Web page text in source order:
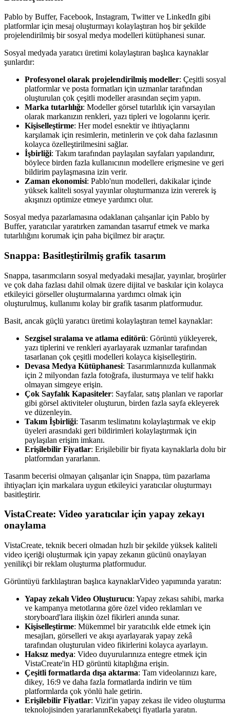
Pablo by Buffer, Facebook, Instagram, Twitter ve LinkedIn gibi
platformlar için mesaj oluşturmayı kolaylaştıran hoş bir şekilde
projelendirilmiş bir sosyal medya modelleri kütüphanesi sunar.
Sosyal medyada yaratıcı üretimi kolaylaştıran başlıca kaynaklar
şunlardır:
Profesyonel olarak projelendirilmiş modeller: Çeşitli sosyal
platformlar ve posta formatları için uzmanlar tarafından
oluşturulan çok çeşitli modeller arasından seçim yapın.
Marka tutarlılığı: Modeller görsel tutarlılık için varsayılan
olarak markanızın renkleri, yazı tipleri ve logolarını içerir.
Kişiselleştirme: Her model esnektir ve ihtiyaçlarını
karşılamak için resimlerin, metinlerin ve çok daha fazlasının
kolayca özelleştirilmesini sağlar.
İşbirliği: Takım tarafından paylaşılan sayfaları yapılandırır,
böylece birden fazla kullanıcının modellere erişmesine ve geri
bildirim paylaşmasına izin verir.
Zaman ekonomisi: Pablo'nun modelleri, dakikalar içinde
yüksek kaliteli sosyal yayınlar oluşturmanıza izin vererek iş
akışınızı optimize etmeye yardımcı olur.
Sosyal medya pazarlamasına odaklanan çalışanlar için Pablo by
Buffer, yaratıcılar yaratırken zamandan tasarruf etmek ve marka
tutarlılığını korumak için paha biçilmez bir araçtır.
Snappa: Basitleştirilmiş grafik tasarım
Snappa, tasarımcıların sosyal medyadaki mesajlar, yayınlar, broşürler
ve çok daha fazlası dahil olmak üzere dijital ve baskılar için kolayca
etkileyici görseller oluşturmalarına yardımcı olmak için
oluşturulmuş, kullanımı kolay bir grafik tasarım platformudur.
Basit, ancak güçlü yaratıcı üretimi kolaylaştıran temel kaynaklar:
Sezgisel sıralama ve atlama editörü: Görüntü yükleyerek,
yazı tiplerini ve renkleri ayarlayarak uzmanlar tarafından
tasarlanan çok çeşitli modelleri kolayca kişiselleştirin.
Devasa Medya Kütüphanesi: Tasarımlarınızda kullanmak
için 2 milyondan fazla fotoğrafa, ilusturmaya ve telif hakkı
olmayan simgeye erişin.
Çok Sayfalık Kapasiteler: Sayfalar, satış planları ve raporlar
gibi görsel aktiviteler oluşturun, birden fazla sayfa ekleyerek
ve düzenleyin.
Takım İşbirliği: Tasarım teslimatını kolaylaştırmak ve ekip
üyeleri arasındaki geri bildirimleri kolaylaştırmak için
paylaşılan erişim imkanı.
Erişilebilir Fiyatlar: Erişilebilir bir fiyata kaynaklarla dolu bir
platformdan yararlanın.
Tasarım becerisi olmayan çalışanlar için Snappa, tüm pazarlama
ihtiyaçları için markalara uygun etkileyici yaratıcılar oluşturmayı
basitleştirir.
VistaCreate: Video yaratıcılar için yapay zekayı
onaylama
VistaCreate, teknik beceri olmadan hızlı bir şekilde yüksek kaliteli
video içeriği oluşturmak için yapay zekanın gücünü onaylayan
yenilikçi bir reklam oluşturma platformudur.
Görüntüyü farklılaştıran başlıca kaynaklarVideo yapımında yaratın:
Yapay zekalı Video Oluşturucu: Yapay zekası sahibi, marka
ve kampanya metotlarına göre özel video reklamları ve
storyboard'lara ilişkin özel fikirleri anında sunar.
Kişiselleştirme: Mükemmel bir yaratıcılık elde etmek için
mesajları, görselleri ve akışı ayarlayarak yapay zekâ
tarafından oluşturulan video fikirlerini kolayca ayarlayın.
Haksız medya: Video duyurularınıza entegre etmek için
VistaCreate'in HD görüntü kitaplığına erişin.
Çeşitli formatlarda dışa aktarma: Tam videolarınızı kare,
dikey, 16:9 ve daha fazla formatlarda indirin ve tüm
platformlarda çok yönlü hale getirin.
Erişilebilir Fiyatlar: Vizit'in yapay zekası ile video oluşturma
teknolojisinden yararlanınRekabetçi fiyatlarla yaratın.